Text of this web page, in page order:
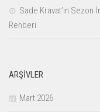
Sade Kravat’ın Sezon
Rehberi
ARŞIVLER
Mart 2026